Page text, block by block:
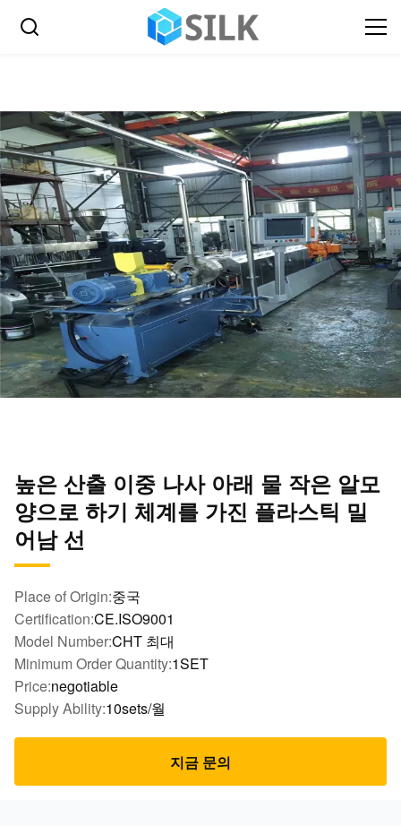
높은 산출 이중 나사 아래 물 작은 알모
양으로 하기 체계를 가진 플라스틱 밀
어남 선
Place of Origin:중국
Certification:CE.ISO9001
Model Number:CHT 최대
Minimum Order Quantity:1SET
Price:negotiable
Supply Ability:10sets/월
지금 문의